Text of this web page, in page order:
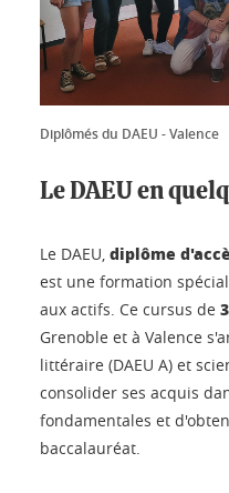
Diplômés du DAEU - Valence
Le DAEU en
Le DAEU, diplôme
est une formation
aux actifs. Ce cursus de
Grenoble et à Valence
littéraire (DAEU A) et
consolider ses acquis
fondamentales et
baccalauréat.